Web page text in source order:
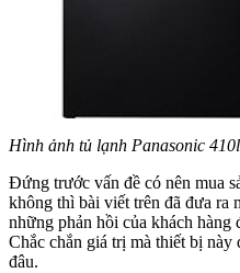
Hình ảnh tủ lạnh Panasonic 410l
Đứng trước vấn đề có nên mua
không thì bài viết trên đã đưa ra
những phản hồi của khách hàng
Chắc chắn giá trị mà thiết bị này
đâu.